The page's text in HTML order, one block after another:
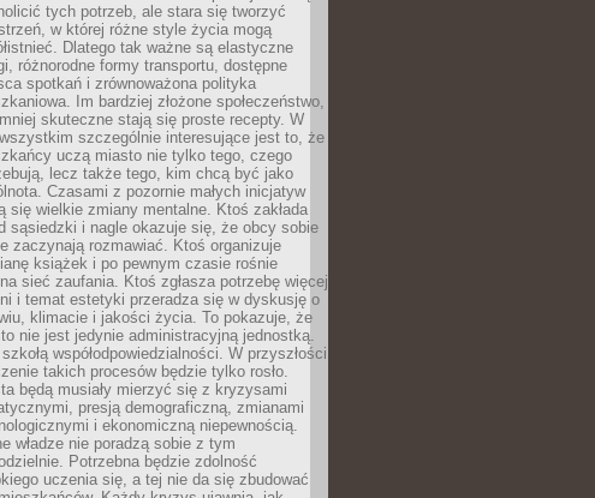
tych potrzeb, ale stara się tworzyć
w której różne style życia mogą
Dlatego tak ważne są elastyczne
różnorodne formy transportu, dostępne
spotkań i zrównoważona polityka
Im bardziej złożone społeczeństwo,
skuteczne stają się proste recepty. W
szczególnie interesujące jest to, że
uczą miasto nie tylko tego, czego
lecz także tego, kim chcą być jako
Czasami z pozornie małych inicjatyw
się wielkie zmiany mentalne. Ktoś zakłada
sąsiedzki i nagle okazuje się, że obcy sobie
zaczynają rozmawiać. Ktoś organizuje
książek i po pewnym czasie rośnie
sieć zaufania. Ktoś zgłasza potrzebę więcej
i temat estetyki przeradza się w dyskusję o
klimacie i jakości życia. To pokazuje, że
nie jest jedynie administracyjną jednostką.
współodpowiedzialności. W przyszłości
takich procesów będzie tylko rosło.
będą musiały mierzyć się z kryzysami
presją demograficzną, zmianami
i ekonomiczną niepewnością.
władze nie poradzą sobie z tym
Potrzebna będzie zdolność
uczenia się, a tej nie da się zbudować